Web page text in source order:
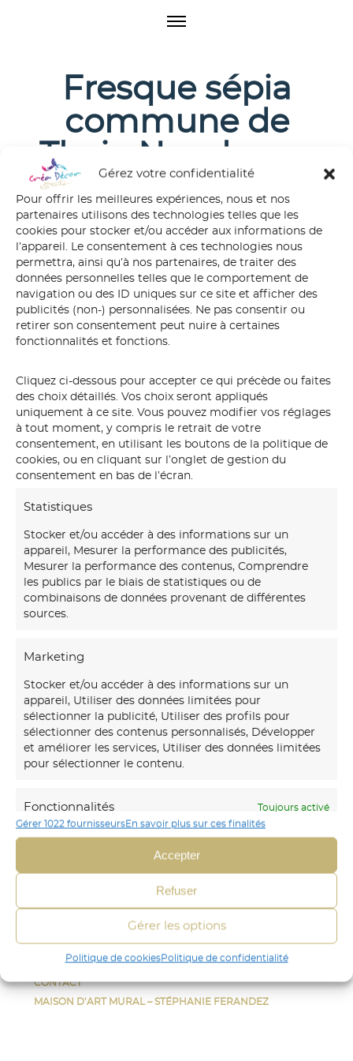
Gérez votre confidentialité
Pour offrir les meilleures expériences, nous et nos
partenaires utilisons des technologies telles que les
cookies pour stocker et/ou accéder aux informations de
l’appareil. Le consentement à ces technologies nous
permettra, ainsi qu’à nos partenaires, de traiter des
données personnelles telles que le comportement de
navigation ou des ID uniques sur ce site et afficher des
publicités (non-) personnalisées. Ne pas consentir ou
retirer son consentement peut nuire à certaines
fonctionnalités et fonctions.
Cliquez ci-dessous pour accepter ce qui précède ou faites
des choix détaillés. Vos choix seront appliqués
uniquement à ce site. Vous pouvez modifier vos réglages
à tout moment, y compris le retrait de votre
consentement, en utilisant les boutons de la politique de
cookies, ou en cliquant sur l’onglet de gestion du
consentement en bas de l’écran.
Statistiques
Stocker et/ou accéder à des informations sur un
appareil, Mesurer la performance des publicités,
Mesurer la performance des contenus, Comprendre
les publics par le biais de statistiques ou de
combinaisons de données provenant de différentes
sources.
Marketing
Stocker et/ou accéder à des informations sur un
appareil, Utiliser des données limitées pour
sélectionner la publicité, Utiliser des profils pour
sélectionner des contenus personnalisés, Développer
et améliorer les services, Utiliser des données limitées
pour sélectionner le contenu.
Fonctionnalités Toujours activé
Mettre en correspondance et combiner
des données à partir d’autres sources de
informations transmises
Identifier les appareils à partir des informations
demandées explicitement.
Gérer 1022 fournisseursEn savoir plus sur ces finalités
Accepter
Refuser
Gérer les options
Politique de cookiesPolitique de confidentialité
O
M
n
Fresque sépia
commune de
Theix-Noyalo par
Créa Décor
Fresque sépia commune de Theix-Noyalo par
Notremaison d’art mural créations transforme vos
murs avec des fresques et papiers peints sur-mesure,
Envoyer un mail
STÉPHANIE FERANDEZ
PAPIER-PEINT
AUTRES
CONTACT
MAISON D’ART MURAL – STÉPHANIE FERANDEZ